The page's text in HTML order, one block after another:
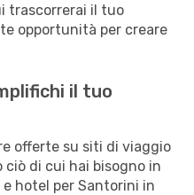
trascorrerai il tuo
opportunità per creare
il tuo
offerte su siti di viaggio
di cui hai bisogno in
hotel per Santorini in